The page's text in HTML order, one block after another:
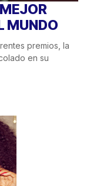
MUNDO
premios, la
en su